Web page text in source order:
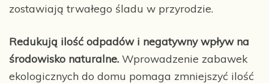
zostawiają trwałego śladu w przyrodzie.
Redukują ilość odpadów i negatywny wpływ na
środowisko naturalne. Wprowadzenie zabawek
ekologicznych do domu pomaga zmniejszyć ilość